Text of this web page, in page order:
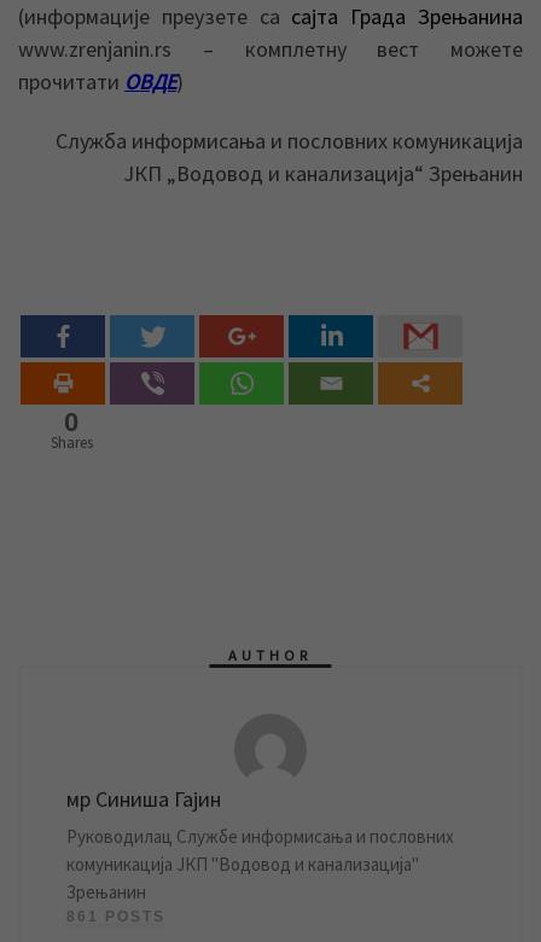
(информације преузете са сајта Града Зрењанина
www.zrenjanin.rs – комплетну вест можете
прочитати ОВДЕ)
Служба информисања и пословних комуникација
ЈКП „Водовод и канализација“ Зрењанин
0
Shares
AUTHOR
мр Синиша Гајин
Руководилац Службе информисања и пословних
комуникација ЈКП "Водовод и канализација"
Зрењанин
861 POSTS